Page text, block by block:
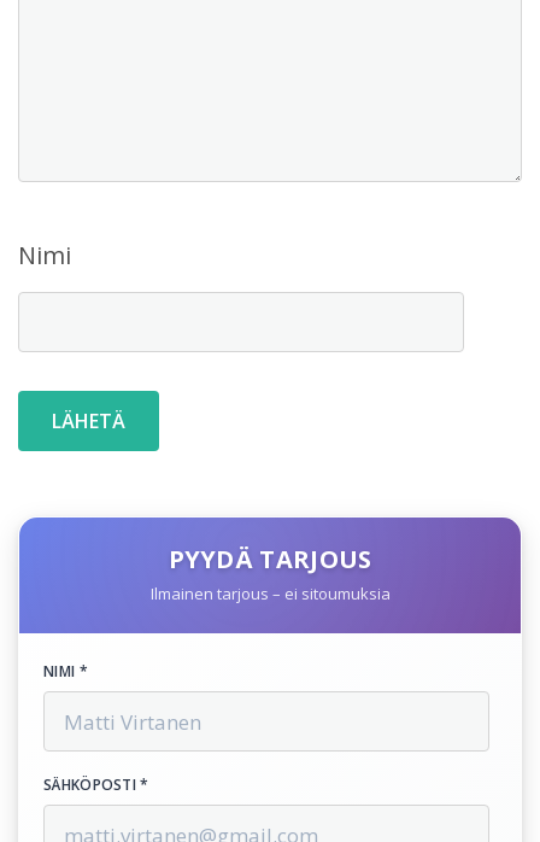
Nimi
PYYDÄ TARJOUS
Ilmainen tarjous – ei sitoumuksia
NIMI *
SÄHKÖPOSTI *